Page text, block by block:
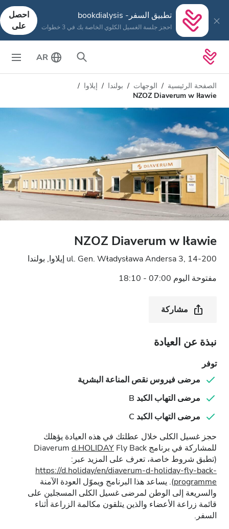
تطبيق السفر- bookdialysis
احجز جلسة الغسيل الكلوي الخاصة بك في 3 خطوات
احصل
على
AR
الصفحة الرئيسية الوجهات بولندا
إيلاوا
NZOZ Diaverum w Iławie
NZOZ Diaverum w Iławie
ul. Gen. Władysława Andersa 3, 14-200 إيلاوا, بولندا
مفتوحة اليوم 07:00 - 18:10
مشاركة
نبذة عن العيادة
توفر
مرضى فيروس نقص المناعة البشرية
مرضى التهاب الكبد B
مرضى التهاب الكبد C
حجز غسيل الكلى خلال عطلتك في هذه العيادة يؤهلك
للمشاركة في برنامج Diaverum
d.HOLIDAY Fly Back
(تطبق شروط خاصة، تعرف على المزيد عبر:
https://d.holiday/en/diaverum-d-holiday-fly-back-
programme). يساعد هذا البرنامج ويموّل العودة الآمنة
والسريعة إلى الوطن لمرضى غسيل الكلى المسجلين على
قائمة زراعة الأعضاء والذين يتلقون مكالمة الزراعة أثناء
السفر.